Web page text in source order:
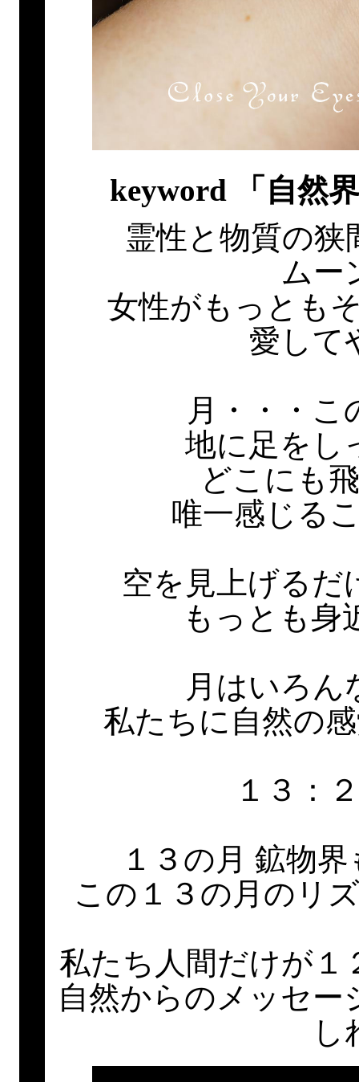
keyword 「自然
霊性と物質の狭
ムー
女性がもっとも
愛して
月・・・こ
地に足をし
どこにも
唯一感じる
空を見上げる
もっとも身
月はいろん
私たちに自然の
１３：
１３の月 鉱物
この１３の月のリ
私たち人間だけが１
自然からのメッセ
し